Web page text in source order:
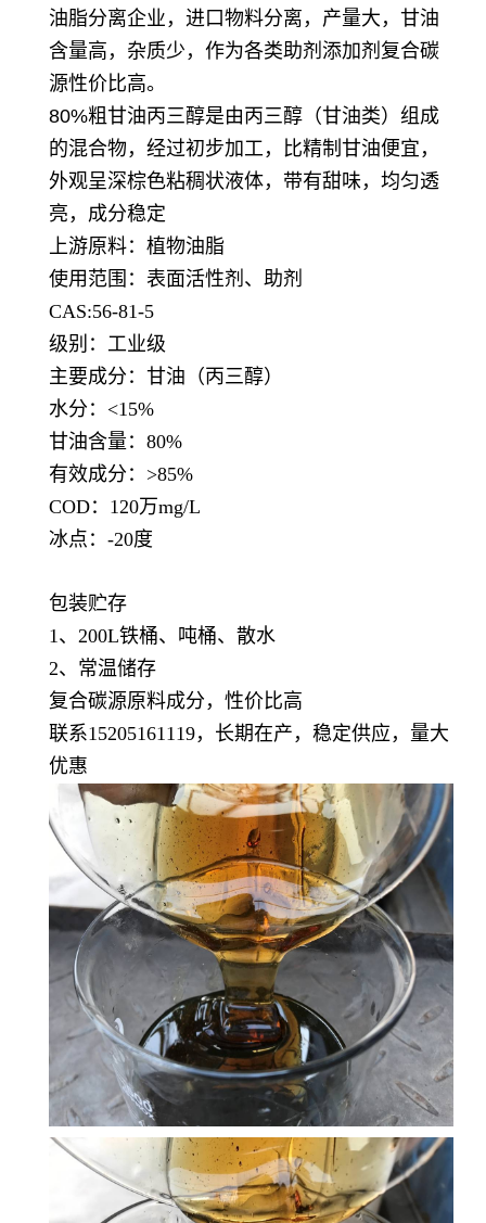
油脂分离企业，进口物料分离，产量大，甘油
含量高，杂质少，作为各类助剂添加剂复合碳
源性价比高。
80%粗甘油丙三醇是由丙三醇（甘油类）组成
的混合物，经过初步加工，比精制甘油便宜，
外观呈深棕色粘稠状液体，带有甜味，均匀透
亮，成分稳定
上游原料：植物油脂
使用范围：表面活性剂、助剂
CAS:56-81-5
级别：工业级
主要成分：甘油（丙三醇）
水分：<15%
甘油含量：80%
有效成分：>85%
COD：120万mg/L
冰点：-20度
包装贮存
1、200L铁桶、吨桶、散水
2、常温储存
复合碳源原料成分，性价比高
联系15205161119，长期在产，稳定供应，量大
优惠